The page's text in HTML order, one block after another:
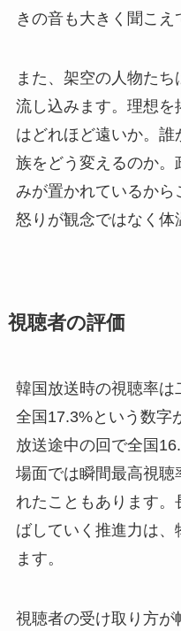
きの音も大きく聞こえ
また、架空の人物た
流し込みます。理想
はどれほど遠いか。
族をどう変えるのか
みが置かれているか
怒りが観念ではなく体
視聴者の評価
韓国放送時の視聴率
全国17.3%という数字
放送途中の回で全国
場面では瞬間最高視聴
れたこともあります
ばしていく推進力は、
ます。
視聴者の受け取り方が